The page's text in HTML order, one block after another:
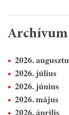
Archívum
2026.
2026. július
2026. június
2026. május
2026. április